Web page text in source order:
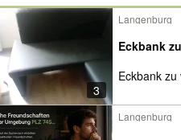
Merkliste
Nachrichten
Anzeige aufgeben
3
Langenburg
Eckbank
Eckbank
Langenburg